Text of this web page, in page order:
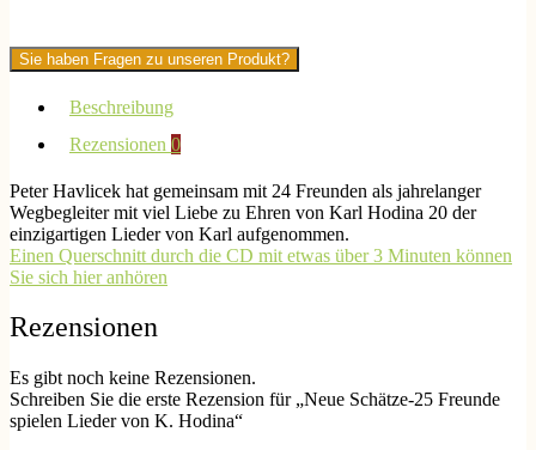
Sie haben Fragen zu unseren Produkt?
Beschreibung
Rezensionen 0
Peter Havlicek hat gemeinsam mit 24 Freunden als jahrelanger
Wegbegleiter mit viel Liebe zu Ehren von Karl Hodina 20 der
einzigartigen Lieder von Karl aufgenommen.
Einen Querschnitt durch die CD mit etwas über 3 Minuten können
Sie sich hier anhören
Rezensionen
Es gibt noch keine Rezensionen.
Schreiben Sie die erste Rezension für „Neue Schätze-25 Freunde
spielen Lieder von K. Hodina“